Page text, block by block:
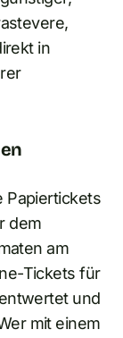
in
Papiertickets
dem
am
Tickets für
und
mit einem